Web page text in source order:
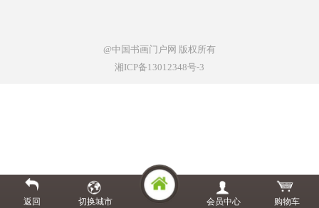
@中国书画门户网 版权所有
湘ICP备13012348号-3
返回 切换城市 会员中心 购物车